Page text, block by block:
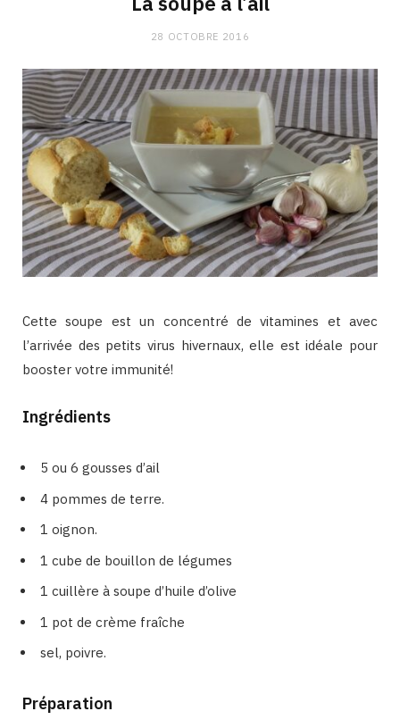
28 OCTOBRE 2016
Cette soupe est un concentré de vitamines et avec
l’arrivée des petits virus hivernaux, elle est idéale pour
booster votre immunité!
Ingrédients
5 ou 6 gousses d’ail
4 pommes de terre.
1 oignon.
1 cube de bouillon de légumes
1 cuillère à soupe d’huile d’olive
1 pot de crème fraîche
sel, poivre.
Préparation